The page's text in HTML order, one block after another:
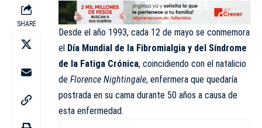
SHARE
Desde el año 1993, cada 12 de mayo se conmemora
el Día Mundial de la Fibromialgia y del Síndrome
de la Fatiga Crónica, coincidiendo con el natalicio
de Florence Nightingale, enfermera que quedaría
postrada en su cama durante 50 años a causa de
esta enfermedad.